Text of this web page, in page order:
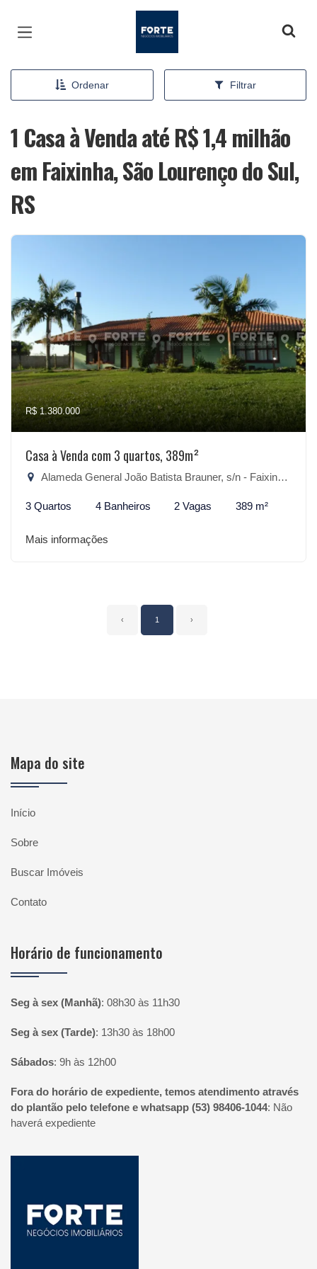
Ordenar Filtrar
1 Casa à Venda até R$ 1,4 milhão
em Faixinha, São Lourenço do Sul,
RS
R$ 1.380.000
Casa à Venda com 3 quartos, 389m²
Alameda General João Batista Brauner, s/n - Faixinha, São Lourenço do Sul-RS
3 Quartos 4 Banheiros 2 Vagas 389 m²
Mais informações
‹ 1 ›
Mapa do site
Início
Sobre
Buscar Imóveis
Contato
Horário de funcionamento
Seg à sex (Manhã): 08h30 às 11h30
Seg à sex (Tarde): 13h30 às 18h00
Sábados: 9h às 12h00
Fora do horário de expediente, temos atendimento através
do plantão pelo telefone e whatsapp (53) 98406-1044: Não
haverá expediente